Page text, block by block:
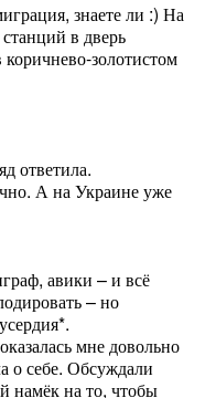
знаете ли :) На
в дверь
золотистом
ответила.
А на Украине уже
авики – и всё
– но
мне довольно
о себе. Обсуждали
намёк на то, чтобы